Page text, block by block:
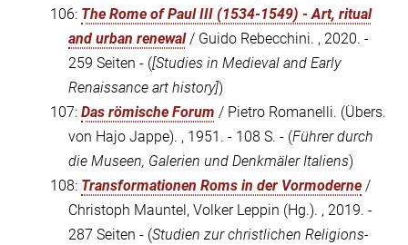
106: The Rome of Paul III (1534-1549) - Art, ritual
and urban renewal/ Guido Rebecchini. , 2020. -
259 Seiten - ([Studies in Medieval and Early
Renaissance art history])
107: Das römische Forum / Pietro Romanelli. (Übers.
von Hajo Jappe). , 1951. - 108 S. - (Führer durch
die Museen, Galerien und Denkmäler Italiens)
108: Transformationen Roms in der Vormoderne /
Christoph Mauntel, Volker Leppin (Hg.). , 2019. -
287 Seiten - (Studien zur christlichen Religions-